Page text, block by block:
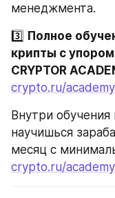
менеджмента.
3️⃣ Полное
крипты с
CRYPTOR
crypto.ru/academy
Внутри
научишься
месяц с
crypto.ru/academy